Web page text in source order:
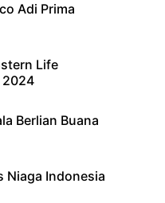
Adi Prima
Life
2024
Berlian Buana
Niaga Indonesia